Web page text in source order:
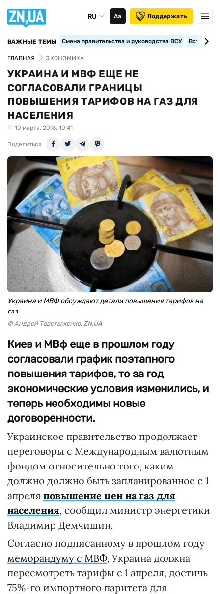
RU Аа Поддержать
ВАЖНЫЕ ТЕМЫ Смена правительства и руководства ВСУ
ГЛАВНАЯ ЭКОНОМИКА
УКРАИНА И МВФ ЕЩЕ НЕ
СОГЛАСОВАЛИ ГРАНИЦЫ
ПОВЫШЕНИЯ ТАРИФОВ НА ГАЗ ДЛЯ
НАСЕЛЕНИЯ
10 марта, 2016, 10:41
Поделиться
Украина и МВФ обсуждают детали повышения тарифов на
газ
© Андрей Товстыженко, ZN.UA
Киев и МВф еще в прошлом году
согласовали график поэтапного
повышения тарифов, то за год
экономические условия изменились, и
теперь необходимы новые
договоренности.
Украинское правительство продолжает
переговоры с Международным валютным
фондом относительно того, каким
должно должно быть запланированное с 1
апреля повышение цен на газ для
населения, сообщил министр энергетики
Владимир Демчишин.
Согласно подписанному в прошлом году
меморандуму с МВФ, Украина должна
пересмотреть тарифы с 1 апреля, достичь
75%-го импортного паритета для